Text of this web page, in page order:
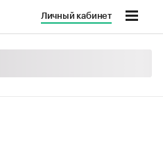
Личный кабинет